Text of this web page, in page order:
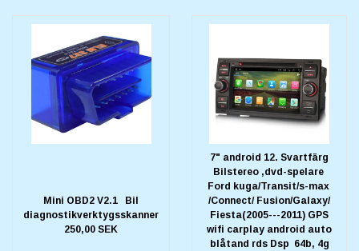
Mini OBD2 V2.1 Bil
diagnostikverktygsskanner
250,00 SEK
7" android 12. Svartfärg
Bilstereo ,dvd-spelare
Ford kuga/Transit/s-max
/Connect/ Fusion/Galaxy/
Fiesta(2005---2011) GPS
wifi carplay android auto
blåtand rds Dsp 64b, 4g